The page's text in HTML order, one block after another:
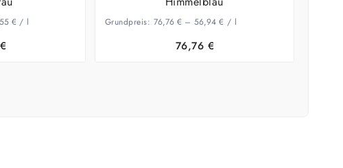
€/ l
€
Grundpreis: 76,76 €– 56,94 € / l
76,76 €